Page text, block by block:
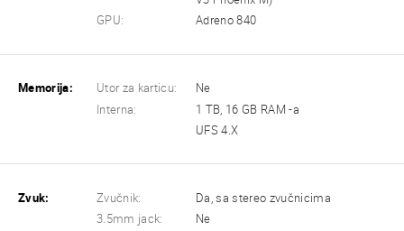
GPU:
Adreno 840
Memorija: Utor za karticu:
Ne
Interna:
1 TB, 16 GB RAM -a
UFS 4.X
Zvuk: Zvučnik:
Da, sa stereo zvučnicima
3.5mm jack:
Ne